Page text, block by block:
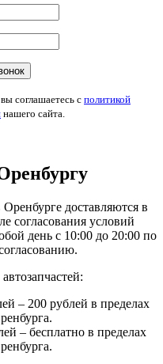
соглашаетесь с политикой
нашего сайта.
доставляются в
согласования условий
день с 10:00 до 20:00 по
– 200 рублей в пределах
– бесплатно в пределах